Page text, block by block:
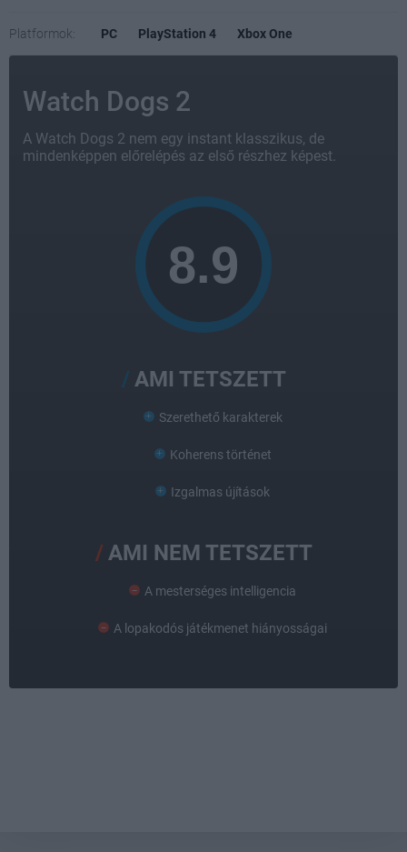
Platformok: PC PlayStation 4 Xbox One
Watch Dogs 2
A Watch Dogs 2 nem egy instant klasszikus, de
mindenképpen előrelépés az első részhez képest.
AMI TETSZETT
Szerethető karakterek
Koherens történet
Izgalmas újítások
AMI NEM TETSZETT
A mesterséges intelligencia
A lopakodós játékmenet hiányosságai